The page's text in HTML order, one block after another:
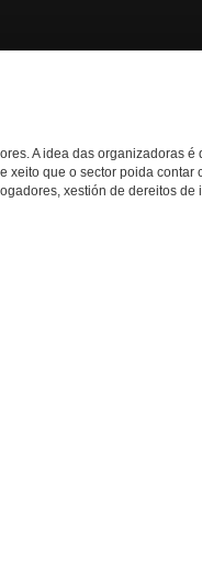
A idea das organizadoras é
xeito que o sector poida contar
xestión de dereitos de